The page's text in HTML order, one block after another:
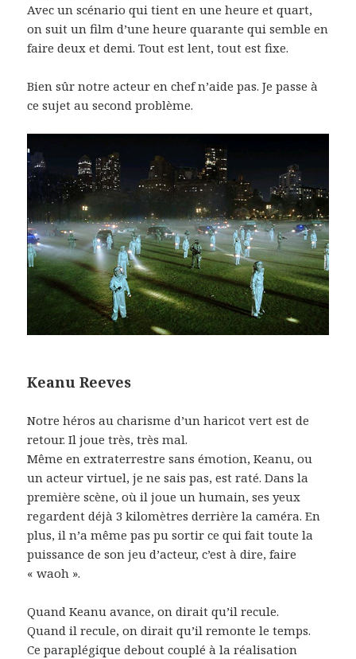
Avec un scénario qui tient en une heure et quart,
on suit un film d’une heure quarante qui semble en
faire deux et demi. Tout est lent, tout est fixe.
Bien sûr notre acteur en chef n’aide pas. Je passe à
ce sujet au second problème.
Keanu Reeves
Notre héros au charisme d’un haricot vert est de
retour. Il joue très, très mal.
Même en extraterrestre sans émotion, Keanu, ou
un acteur virtuel, je ne sais pas, est raté. Dans la
première scène, où il joue un humain, ses yeux
regardent déjà 3 kilomètres derrière la caméra. En
plus, il n’a même pas pu sortir ce qui fait toute la
puissance de son jeu d’acteur, c’est à dire, faire
« waoh ».
Quand Keanu avance, on dirait qu’il recule.
Quand il recule, on dirait qu’il remonte le temps.
Ce paraplégique debout couplé à la réalisation